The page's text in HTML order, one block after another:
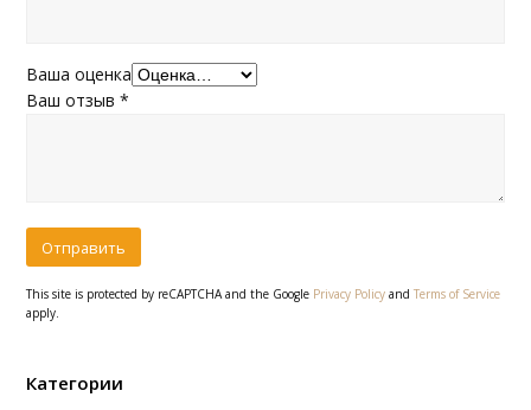
Ваша оценка
Ваш отзыв*
This site is protected by reCAPTCHA and the Google Privacy Policy andTerms of Service
apply.
Категории